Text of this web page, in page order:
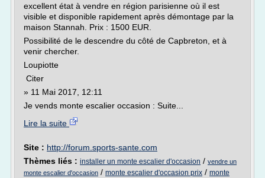
excellent état à vendre en région parisienne où il est
visible et disponible rapidement après démontage par la
maison Stannah. Prix : 1500 EUR.
Possibilité de le descendre du côté de Capbreton, et à
venir chercher.
Loupiotte
Citer
» 11 Mai 2017, 12:11
Je vends monte escalier occasion : Suite...
Lire la suite
Site : http://forum.sports-sante.com
Thèmes liés : installer un monte escalier d'occasion / vendre un
monte escalier d'occasion / monte escalier d'occasion prix / monte